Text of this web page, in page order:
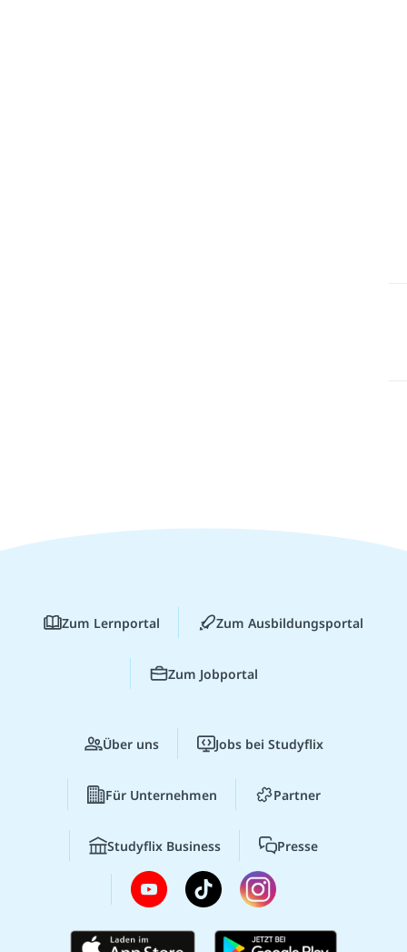
Zum Lernportal Zum Ausbildungsportal
Zum Jobportal
Über uns Jobs bei Studyflix
Für Unternehmen Partner
Studyflix Business Presse